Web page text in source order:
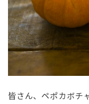
皆さん、ペポカボチ